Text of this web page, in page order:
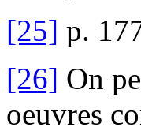
[25] p.
[26] On
oeuvres